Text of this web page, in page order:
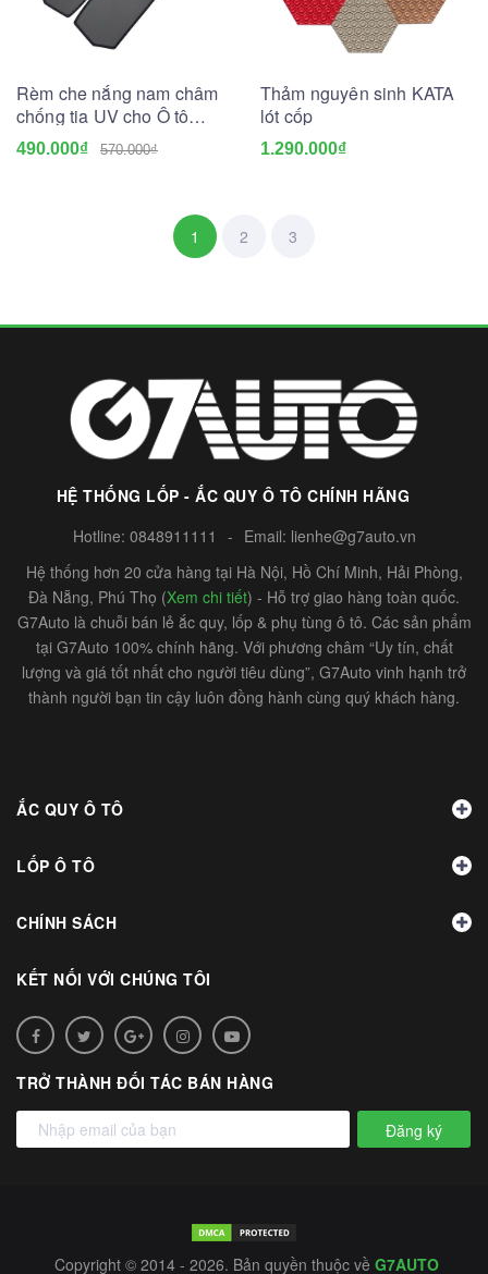
Rèm che nắng nam châm
chống tia UV cho Ô tô
(May đo theo xe)
490.000₫ 570.000₫
Thảm nguyên sinh KATA
lót cốp
1.290.000₫
1 2 3
HỆ THỐNG LỐP - ẮC QUY Ô TÔ CHÍNH HÃNG
Hotline: 0848911111 - Email: lienhe@g7auto.vn
Hệ thống hơn 20 cửa hàng tại Hà Nội, Hồ Chí Minh, Hải Phòng,
Đà Nẵng, Phú Thọ (Xem chi tiết) - Hỗ trợ giao hàng toàn quốc.
G7Auto là chuỗi bán lẻ ắc quy, lốp & phụ tùng ô tô. Các sản phẩm
tại G7Auto 100% chính hãng. Với phương châm “Uy tín, chất
lượng và giá tốt nhất cho người tiêu dùng”, G7Auto vinh hạnh trở
thành người bạn tin cậy luôn đồng hành cùng quý khách hàng.
ẮC QUY Ô TÔ
LỐP Ô TÔ
CHÍNH SÁCH
KẾT NỐI VỚI CHÚNG TÔI
TRỞ THÀNH ĐỐI TÁC BÁN HÀNG
Đăng ký
Copyright © 2014 - 2026. Bản quyền thuộc về G7AUTO